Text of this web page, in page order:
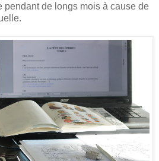
pendant de longs mois à cause de